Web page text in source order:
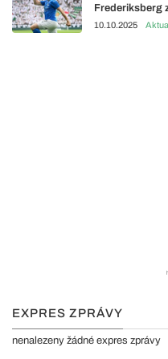
Frederiksberg
10.10.2025
EXPRES ZPRÁVY
nenalezeny žádné expres zprávy